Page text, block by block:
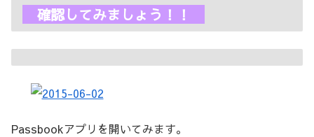
確認してみましょう！！
Passbookアプリを開いてみます。